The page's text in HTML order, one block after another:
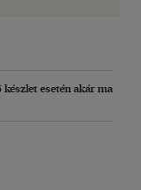
készlet esetén akár ma